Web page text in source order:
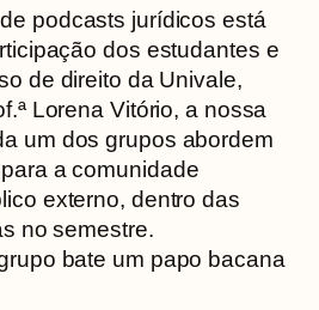
podcasts jurídicos está
dos estudantes e
de direito da Univale,
Lorena Vitório, a nossa
um dos grupos abordem
a comunidade
externo, dentro das
no semestre.
bate um papo bacana